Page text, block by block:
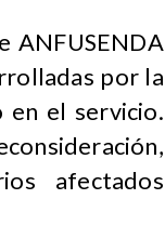
ANFUSENDA
por la
en el servicio.
afectados